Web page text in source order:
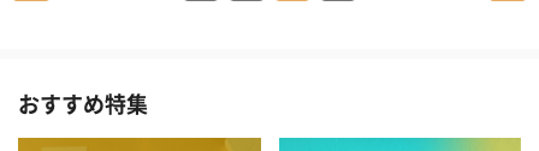
おすすめ特集